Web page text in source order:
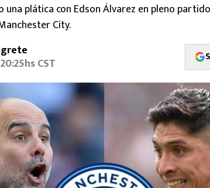
una plática con Edson Álvarez en pleno
City.
CST